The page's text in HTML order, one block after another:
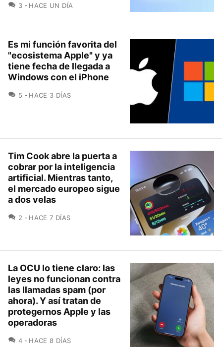
3 COMENTARIOS
HACE UN DÍA
Es mi función favorita del
"ecosistema Apple" y ya
tiene fecha de llegada a
Windows con el iPhone
5 COMENTARIOS
HACE 3 DÍAS
Tim Cook abre la puerta a
cobrar por la inteligencia
artificial. Mientras tanto,
el mercado europeo sigue
a dos velas
2 COMENTARIOS
HACE 7 DÍAS
La OCU lo tiene claro: las
leyes no funcionan contra
las llamadas spam (por
ahora). Y así tratan de
protegernos Apple y las
operadoras
4 COMENTARIOS
HACE 8 DÍAS